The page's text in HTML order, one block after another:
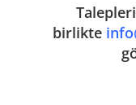
birlikte